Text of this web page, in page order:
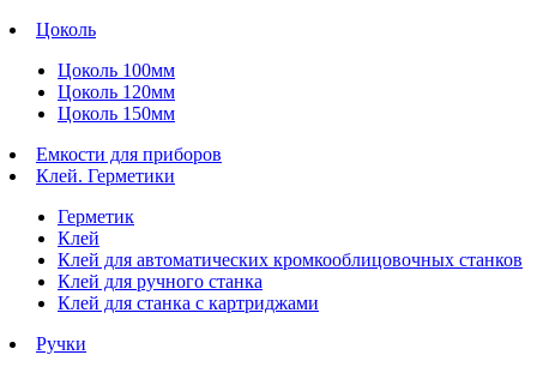
Цоколь
Цоколь 100мм
Цоколь 120мм
Цоколь 150мм
Емкости для приборов
Клей. Герметики
Герметик
Клей
Клей для автоматических кромкооблицовочных станков
Клей для ручного станка
Клей для станка с картриджами
Ручки